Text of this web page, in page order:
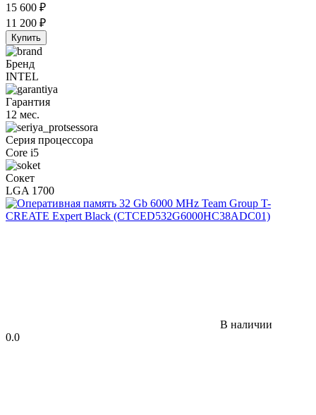
15 600 ₽
11 200 ₽
Купить
Бренд
INTEL
Гарантия
12 мес.
Серия процессора
Core i5
Сокет
LGA 1700
В наличии
0.0